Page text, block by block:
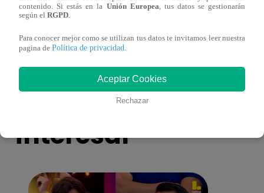
toma una difícil decisión por el futuro de
También te puede
interesar
contenido. Si estás en la Unión Europea, tus datos se gestionarán
según el RGPD.
Para conocer mejor como se utilizan tus datos te invitamos leer nuestra
pagina de Política de privacidad.
Aceptar Cookies
Rechazar